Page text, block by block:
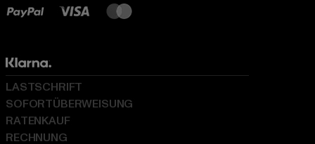
LASTSCHRIFT
SOFORTÜBERWEISUNG
RATENKAUF
RECHNUNG